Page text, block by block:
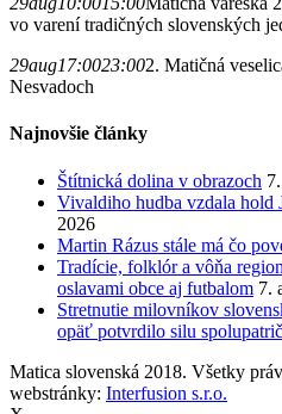
vo varení tradičných slovenských
29aug17:0023:002. Matičná
Nesvadoch
Najnovšie články
Štítnická dolina v obrazoch
Vivaldiho hudba vzdala hold
2026
Martin Rázus stále má čo
Tradície, folklór a vôňa
oslavami obce aj futbalom 7.
Stretnutie milovníkov
opäť potvrdilo silu
Matica slovenská 2018. Všetky
webstránky: Interfusion s.r.o.